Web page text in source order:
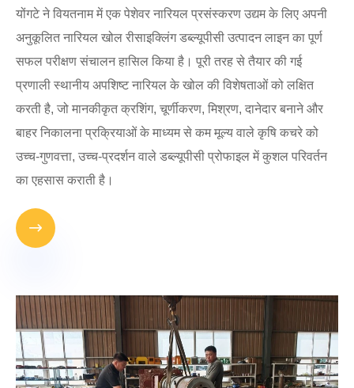
योंगटे ने वियतनाम में एक पेशेवर नारियल प्रसंस्करण उद्यम के लिए अपनी
अनुकूलित नारियल खोल रीसाइक्लिंग डब्ल्यूपीसी उत्पादन लाइन का पूर्ण
सफल परीक्षण संचालन हासिल किया है। पूरी तरह से तैयार की गई
प्रणाली स्थानीय अपशिष्ट नारियल के खोल की विशेषताओं को लक्षित
करती है, जो मानकीकृत क्रशिंग, चूर्णीकरण, मिश्रण, दानेदार बनाने और
बाहर निकालना प्रक्रियाओं के माध्यम से कम मूल्य वाले कृषि कचरे को
उच्च-गुणवत्ता, उच्च-प्रदर्शन वाले डब्ल्यूपीसी प्रोफाइल में कुशल परिवर्तन
का एहसास कराती है।
